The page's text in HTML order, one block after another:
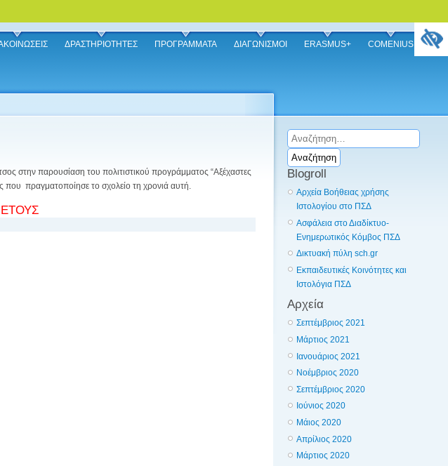
ΔΡΑΣΤΗΡΙΟΤΗΤΕΣ ΠΡΟΓΡΑΜΜΑΤΑ ΔΙΑΓΩΝΙΣΜΟΙ ERASMUS+ COMENIUS
στην παρουσίαση του πολιτιστικού προγράμματος “Αξέχαστες
που πραγματοποίησε το σχολείο τη χρονιά αυτή.
Αναζήτηση
για:
Blogroll
Αρχεία Βοήθειας χρήσης
Ιστολογίου στο ΠΣΔ
Ασφάλεια στο Διαδίκτυο-
Ενημερωτικός Κόμβος ΠΣΔ
Δικτυακή πύλη sch.gr
Εκπαιδευτικές Κοινότητες και
Ιστολόγια ΠΣΔ
Αρχεία
Σεπτέμβριος 2021
Μάρτιος 2021
Ιανουάριος 2021
Νοέμβριος 2020
Σεπτέμβριος 2020
Ιούνιος 2020
Μάιος 2020
Απρίλιος 2020
Μάρτιος 2020